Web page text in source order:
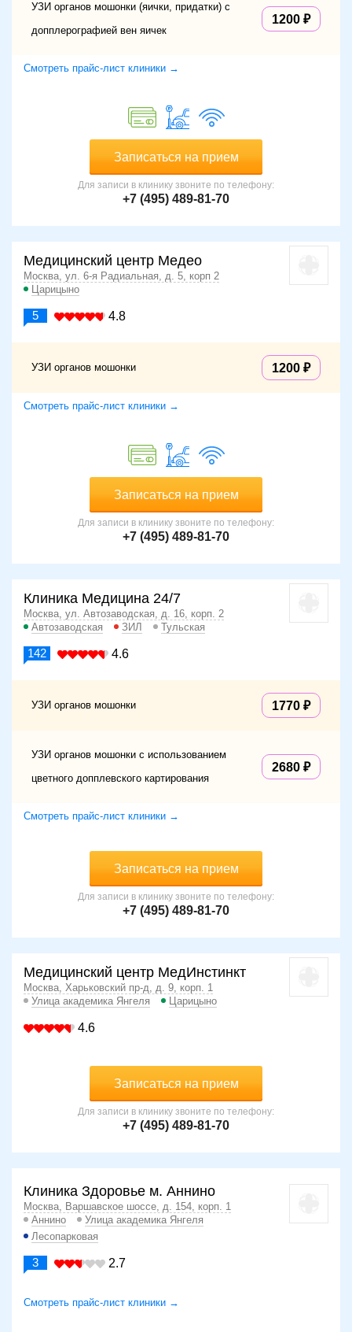
УЗИ органов мошонки (яички, придатки) с
допплерографией вен яичек
1200
Смотреть прайс-лист клиники →
Записаться на прием
Для записи в клинику звоните по телефону:
+7 (495) 489-81-70
Медицинский центр Медео
Москва, ул. 6-я Радиальная, д. 5, корп 2
Царицыно
5 4.8
УЗИ органов мошонки 1200
Смотреть прайс-лист клиники →
Записаться на прием
Для записи в клинику звоните по телефону:
+7 (495) 489-81-70
Клиника Медицина 24/7
Москва, ул. Автозаводская, д. 16, корп. 2
Автозаводская
ЗИЛ Тульская
142 4.6
УЗИ органов мошонки 1770
УЗИ органов мошонки с использованием
цветного допплевского картирования
2680
Смотреть прайс-лист клиники →
Записаться на прием
Для записи в клинику звоните по телефону:
+7 (495) 489-81-70
Медицинский центр МедИнстинкт
Москва, Харьковский пр-д, д. 9, корп. 1
Улица академика Янгеля
Царицыно
4.6
Записаться на прием
Для записи в клинику звоните по телефону:
+7 (495) 489-81-70
Клиника Здоровье м. Аннино
Москва, Варшавское шоссе, д. 154, корп. 1
Аннино
Улица академика Янгеля
Лесопарковая
3 2.7
Смотреть прайс-лист клиники →